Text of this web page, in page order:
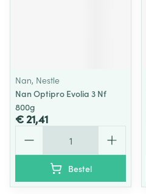
Nan, Nestle
Nan Optipro Evolia 3 Nf
800g
€ 21,41
Bestel